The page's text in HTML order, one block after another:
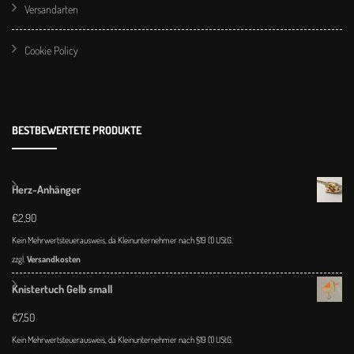
Versandarten
Cookie Policy
BESTBEWERTETE PRODUKTE
Herz-Anhänger
€2,90
Kein Mehrwertsteuerausweis, da Kleinunternehmer nach §19 (1) UStG.
zzgl. Versandkosten
Knistertuch Gelb small
€7,50
Kein Mehrwertsteuerausweis, da Kleinunternehmer nach §19 (1) UStG.